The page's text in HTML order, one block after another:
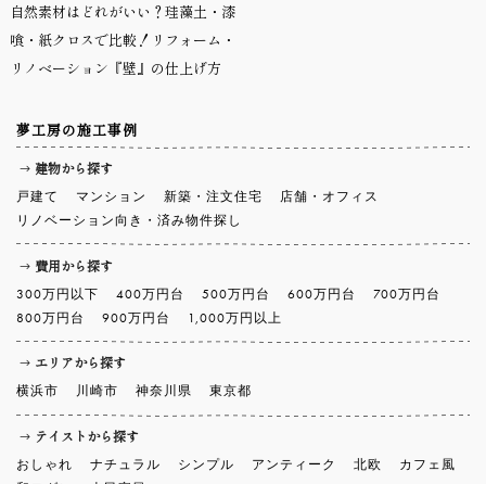
自然素材はどれがいい？珪藻土・漆
喰・紙クロスで比較！リフォーム・
リノベーション『壁』の仕上げ方
夢工房の施工事例
建物から探す
戸建て マンション 新築・注文住宅
店舗・オフィス
リノベーション向き・済み物件探し
費用から探す
300万円以下 400万円台 500万円台 600万円台
700万円台
800万円台
900万円台 1,000万円以上
エリアから探す
横浜市 川崎市 神奈川県 東京都
テイストから探す
おしゃれ ナチュラル シンプル アンティーク 北欧
カフェ風